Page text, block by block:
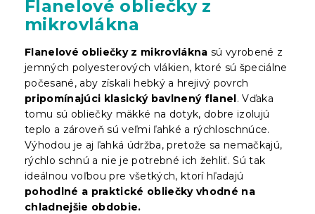
Flanelové obliečky z
mikrovlákna
Flanelové obliečky z mikrovlákna sú vyrobené z
jemných polyesterových vlákien, ktoré sú špeciálne
počesané, aby získali hebký a hrejivý povrch
pripomínajúci klasický bavlnený flanel. Vďaka
tomu sú obliečky mäkké na dotyk, dobre izolujú
teplo a zároveň sú veľmi ľahké a rýchloschnúce.
Výhodou je aj ľahká údržba, pretože sa nemačkajú,
rýchlo schnú a nie je potrebné ich žehliť. Sú tak
ideálnou voľbou pre všetkých, ktorí hľadajú
pohodlné a praktické obliečky vhodné na
chladnejšie obdobie.